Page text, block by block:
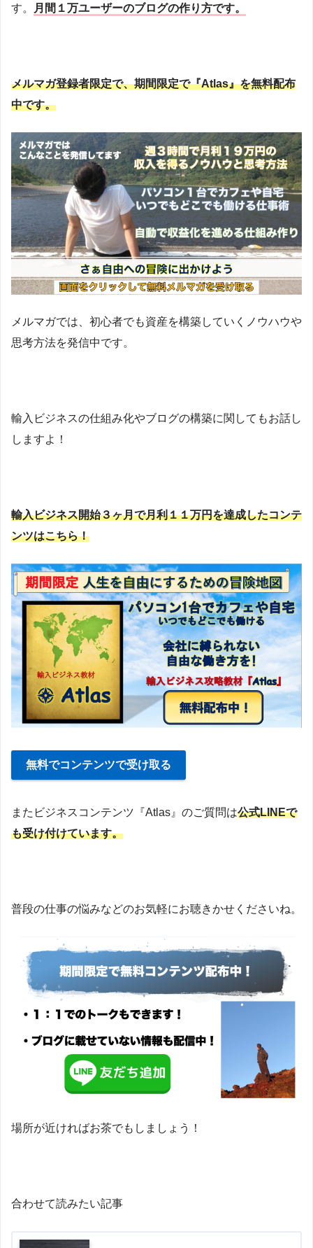
す。
月間１万ユーザーのブログの作り方です。
メルマガ登録者限定で、期間限定で『Atlas』を無料配布
中です。
メルマガでは、初心者でも資産を構築していくノウハウや
思考方法を発信中です。
輸入ビジネスの仕組み化やブログの構築に関してもお話し
しますよ！
輸入ビジネス開始３ヶ月で月利１１万円を達成したコンテ
ンツはこちら！
無料でコンテンツで受け取る
またビジネスコンテンツ『Atlas』のご質問は公式LINEで
も受け付けています。
普段の仕事の悩みなどのお気軽にお聴きかせくださいね。
場所が近ければお茶でもしましょう！
合わせて読みたい記事